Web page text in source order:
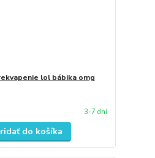
lol bábika omg
3-7 dní
do košíka